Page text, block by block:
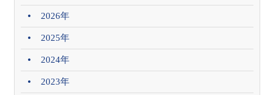
2026年
2025年
2024年
2023年